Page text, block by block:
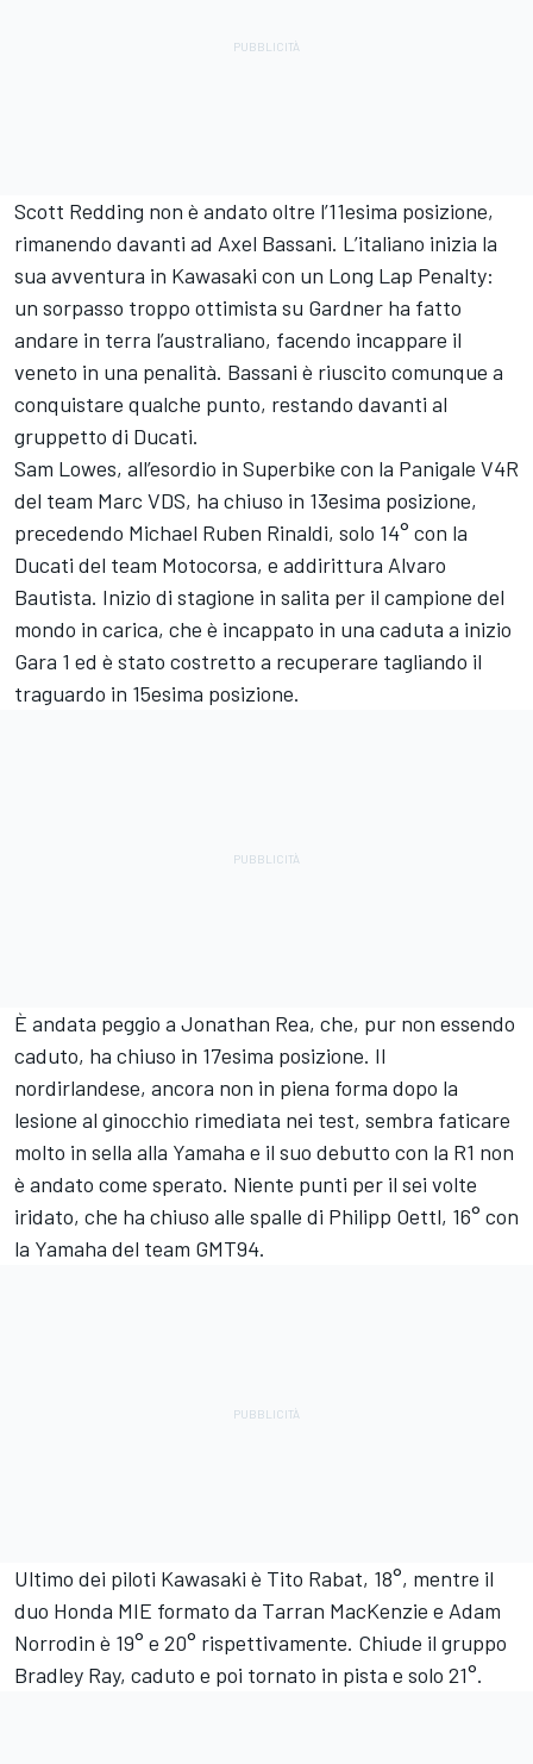
Scott Redding non è andato oltre l’11esima posizione,
rimanendo davanti ad Axel Bassani. L’italiano inizia la
sua avventura in Kawasaki con un Long Lap Penalty:
un sorpasso troppo ottimista su Gardner ha fatto
andare in terra l’australiano, facendo incappare il
veneto in una penalità. Bassani è riuscito comunque a
conquistare qualche punto, restando davanti al
gruppetto di Ducati.
Sam Lowes, all’esordio in Superbike con la Panigale V4R
del team Marc VDS, ha chiuso in 13esima posizione,
precedendo Michael Ruben Rinaldi, solo 14° con la
Ducati del team Motocorsa, e addirittura Alvaro
Bautista. Inizio di stagione in salita per il campione del
mondo in carica, che è incappato in una caduta a inizio
Gara 1 ed è stato costretto a recuperare tagliando il
traguardo in 15esima posizione.
È andata peggio a Jonathan Rea, che, pur non essendo
caduto, ha chiuso in 17esima posizione. Il
nordirlandese, ancora non in piena forma dopo la
lesione al ginocchio rimediata nei test, sembra faticare
molto in sella alla Yamaha e il suo debutto con la R1 non
è andato come sperato. Niente punti per il sei volte
iridato, che ha chiuso alle spalle di Philipp Oettl, 16° con
la Yamaha del team GMT94.
Ultimo dei piloti Kawasaki è Tito Rabat, 18°, mentre il
duo Honda MIE formato da Tarran MacKenzie e Adam
Norrodin è 19° e 20° rispettivamente. Chiude il gruppo
Bradley Ray, caduto e poi tornato in pista e solo 21°.